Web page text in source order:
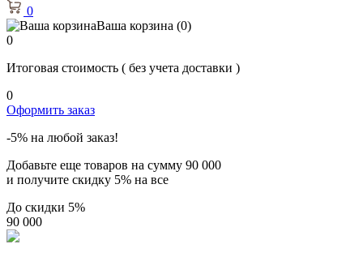
0
Ваша корзина (0)
0
Итоговая стоимость ( без учета доставки )
0
Оформить заказ
-5% на любой заказ!
Добавьте еще товаров на сумму 90 000
и получите скидку 5% на все
До скидки 5%
90 000